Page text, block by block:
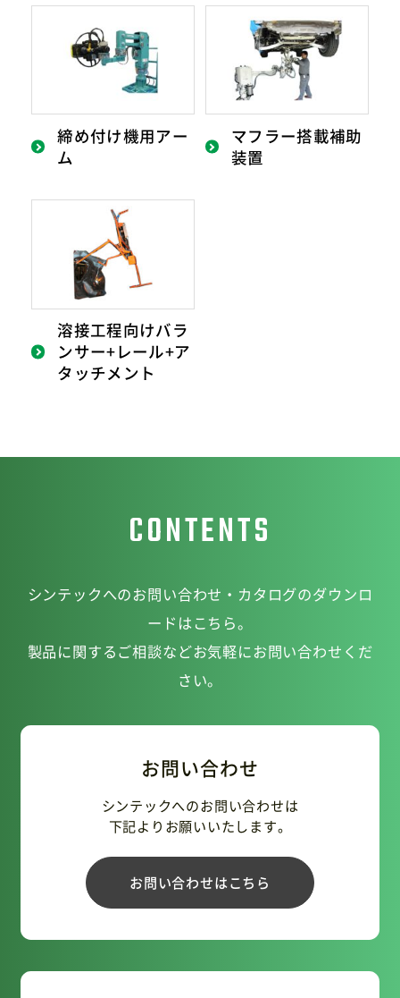
締め付け機用アー
ム
マフラー搭載補助
装置
溶接工程向けバラ
ンサー+レール+ア
タッチメント
CONTENTS
シンテックへのお問い合わせ・カタログのダウンロ
ードはこちら。
製品に関するご相談などお気軽にお問い合わせくだ
さい。
お問い合わせ
シンテックへのお問い合わせは
下記よりお願いいたします。
お問い合わせはこちら